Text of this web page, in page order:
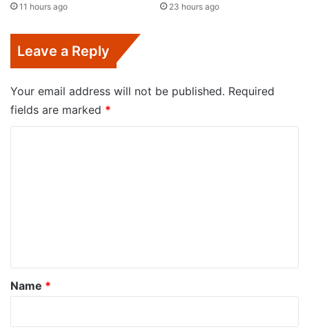
11 hours ago 23 hours ago
Leave a Reply
Your email address will not be published. Required
fields are marked *
*
Name *